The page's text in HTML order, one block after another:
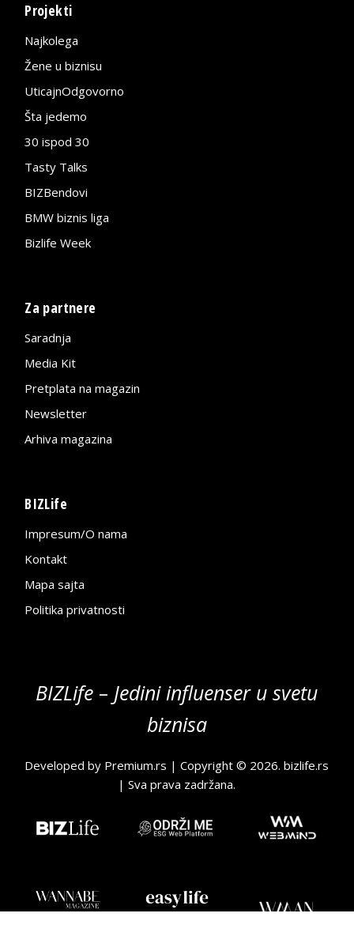
Projekti
Najkolega
Žene u biznisu
UticajnOdgovorno
Šta jedemo
30 ispod 30
Tasty Talks
BIZBendovi
BMW biznis liga
Bizlife Week
Za partnere
Saradnja
Media Kit
Pretplata na magazin
Newsletter
Arhiva magazina
BIZLife
Impresum/O nama
Kontakt
Mapa sajta
Politika privatnosti
BIZLife – Jedini influenser u svetu
biznisa
Developed by Premium.rs | Copyright © 2026.bizlife.rs
| Sva prava zadržana.